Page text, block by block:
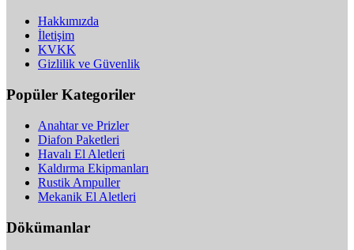
Hakkımızda
İletişim
KVKK
Gizlilik ve Güvenlik
Popüler Kategoriler
Anahtar ve Prizler
Diafon Paketleri
Havalı El Aletleri
Kaldırma Ekipmanları
Rustik Ampuller
Mekanik El Aletleri
Dökümanlar